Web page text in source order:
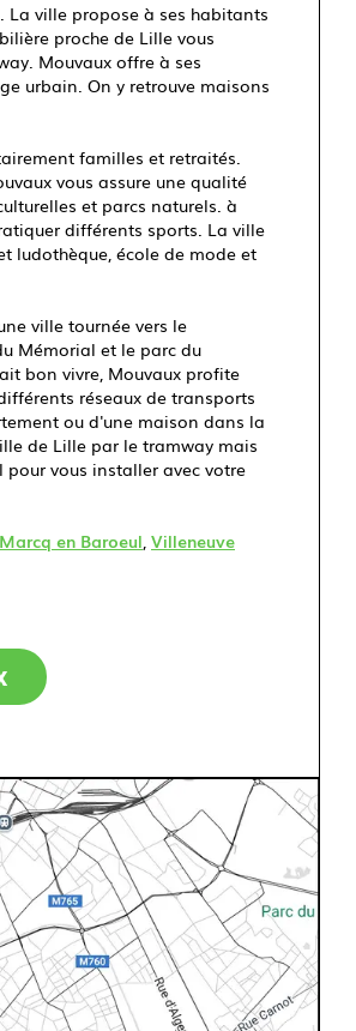
La ville propose à ses habitants
proche de Lille vous
Mouvaux offre à ses
urbain. On y retrouve maisons
familles et retraités.
vous assure une qualité
et parcs naturels. à
différents sports. La ville
ludothèque, école de mode et
ville tournée vers le
Mémorial et le parc du
bon vivre, Mouvaux profite
réseaux de transports
ou d'une maison dans la
de Lille par le tramway mais
vous installer avec votre
Marcq en Baroeul, Villeneuve